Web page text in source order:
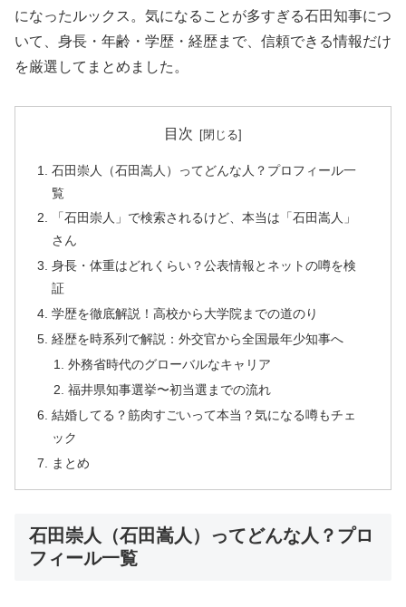
になったルックス。気になることが多すぎる石田知事につ
いて、身長・年齢・学歴・経歴まで、信頼できる情報だけ
を厳選してまとめました。
目次
石田崇人（石田嵩人）ってどんな人？プロフィール一
覧
「石田崇人」で検索されるけど、本当は「石田嵩人」
さん
身長・体重はどれくらい？公表情報とネットの噂を検
証
学歴を徹底解説！高校から大学院までの道のり
経歴を時系列で解説：外交官から全国最年少知事へ
外務省時代のグローバルなキャリア
福井県知事選挙〜初当選までの流れ
結婚してる？筋肉すごいって本当？気になる噂もチェ
ック
まとめ
石田崇人（石田嵩人）ってどんな人？プロ
フィール一覧